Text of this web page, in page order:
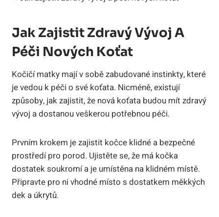
Jak Zajistit Zdravý Vývoj A
Péči Nových Koťat
Kočičí matky mají v sobě zabudované instinkty, které
je vedou k péči o své koťata. Nicméně, existují
způsoby, jak zajistit, že nová koťata budou mít zdravý
vývoj a dostanou veškerou potřebnou péči.
Prvním krokem je zajistit kočce klidné a bezpečné
prostředí pro porod. Ujistěte se, že má kočka
dostatek soukromí a je umístěna na klidném místě.
Připravte pro ni vhodné místo s dostatkem měkkých
dek a úkrytů.